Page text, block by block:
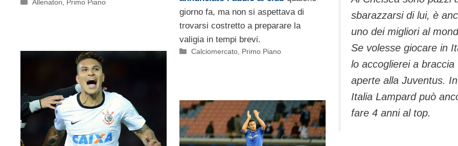
Allenatori Primo Piano
sbarazzarsi di lui, è
uno dei migliori al
Se volesse giocare in
lo accoglierei a braccia
aperte alla Juventus. In
Italia Lampard può
fare 4 anni al top.
giorno fa, ma non si aspettava di
trovarsi costretto a preparare la
valigia in tempi brevi.
Categorie
Calciomercato Primo Piano